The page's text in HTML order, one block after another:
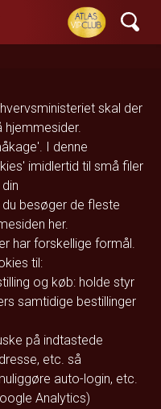
skal der
I denne
imidlertid til små filer
besøger de fleste
her.
har forskellige formål.
til:
og køb: holde styr
samtidige bestillinger
på indtastede
etc. så
auto-login, etc.
Analytics)